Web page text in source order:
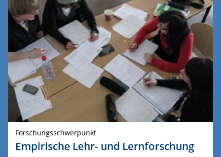
Forschungsschwerpunkt
Empirische Lehr- und Lernforschung